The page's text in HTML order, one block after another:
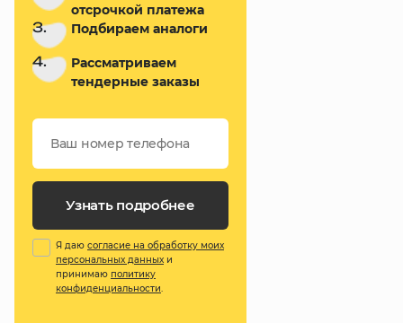
отсрочкой платежа
3. Подбираем аналоги
4.
Рассматриваем
тендерные заказы
Узнать подробнее
Я даю согласие на обработку моих
персональных данных и
принимаю политику
конфиденциальности.